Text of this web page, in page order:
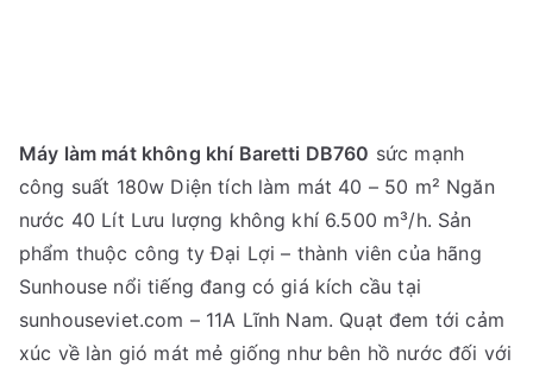
Máy làm mát không khí Baretti DB760 sức mạnh
công suất 180w Diện tích làm mát 40 – 50 m² Ngăn
nước 40 Lít Lưu lượng không khí 6.500 m³/h. Sản
phẩm thuộc công ty Đại Lợi – thành viên của hãng
Sunhouse nổi tiếng đang có giá kích cầu tại
sunhouseviet.com – 11A Lĩnh Nam. Quạt đem tới cảm
xúc về làn gió mát mẻ giống như bên hồ nước đối với